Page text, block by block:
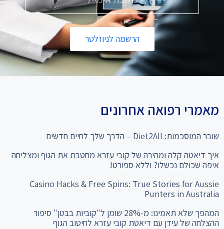
הרשמה לניוזלטר
מאמרי רפואה אחרונים
שובר המוסכמות: Diet2All – הדרך שלך לחיים חדשים
איך דיאטה קלה ומהירה של קובי עזרא מחטבת את הגוף ומצליחה
איפה שכולם נכשלו? וללא ספורט!
Casino Hacks & Free Spins: True Stories for Aussie
Punters in Australia
המהפך שלא תאמינו: מ-28% שומן ל"קוביות בבטן" סיפור
ההצלחה של עידן עם דיאטת קובי עזרא לחיטוב הגוף